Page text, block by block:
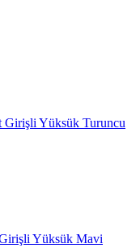
Girişli Yüksük Turuncu
Yüksük Mavi